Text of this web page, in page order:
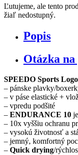
Ľutujeme, ale tento
žiaľ nedostupný.
Popis
Otázka
SPEEDO Sports
– pánske plavky/
– v páse elastické +
– vpredu podšité
– ENDURANCE 10
– 10x vyššiu ochranu
– vysokú životnosť a
– jemný, komfortný
– Quick drying/